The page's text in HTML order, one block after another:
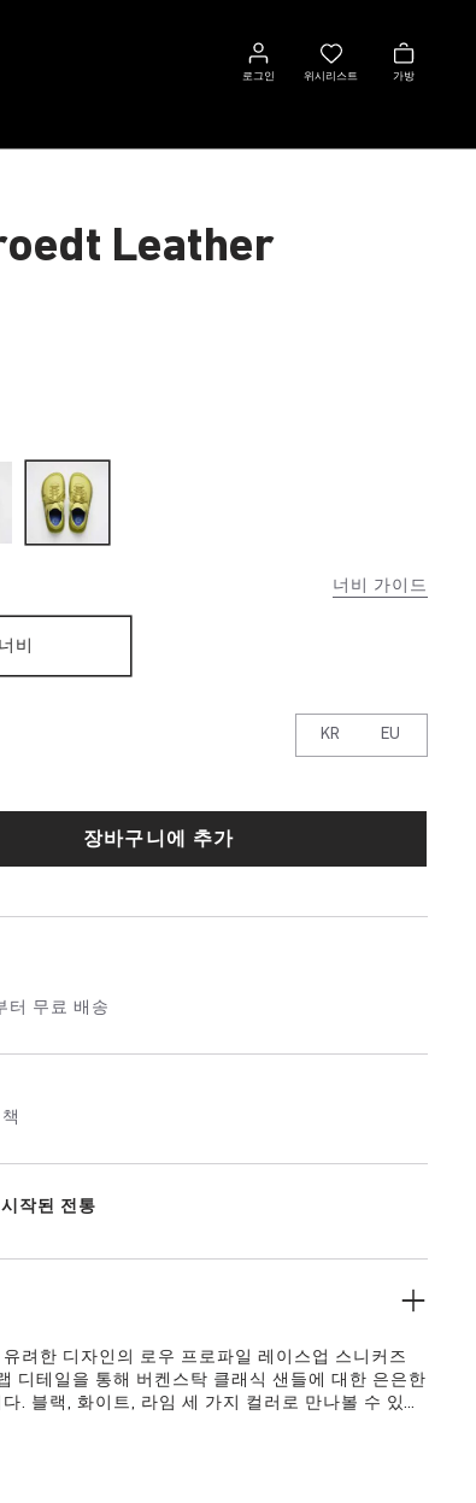
로그인
로
그
위시리스트
위
시
트
가방
가
방
Leather
너비 가이드
비
KR EU
장바구니에 추가
터 무료 배송
작된 전통
려한 디자인의 로우 프로파일 레이스업 스니커즈
디테일을 통해 버켄스탁 클래식 샌들에 대한 은은한
. 블랙, 화이트, 라임 세 가지 컬러로 만나볼 수 있으